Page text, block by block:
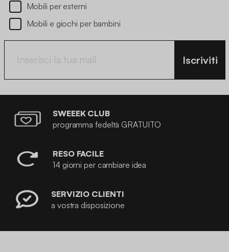
Mobili per esterni
Mobili e giochi per bambini
Iscriviti
SWEEEK CLUB
programma fedeltà GRATUITO
RESO FACILE
14 giorni per cambiare idea
SERVIZIO CLIENTI
a vostra disposizione